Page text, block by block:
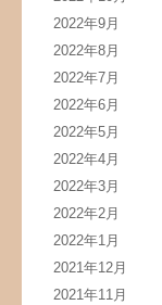
2022年9月
2022年8月
2022年7月
2022年6月
2022年5月
2022年4月
2022年3月
2022年2月
2022年1月
2021年12月
2021年11月